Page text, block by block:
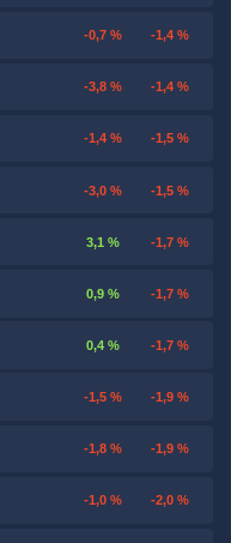
-0,7 % -1,4 %
-3,8 % -1,4 %
-1,4 % -1,5 %
-3,0 % -1,5 %
3,1 % -1,7 %
0,9 % -1,7 %
0,4 % -1,7 %
-1,5 % -1,9 %
-1,8 % -1,9 %
-1,0 % -2,0 %